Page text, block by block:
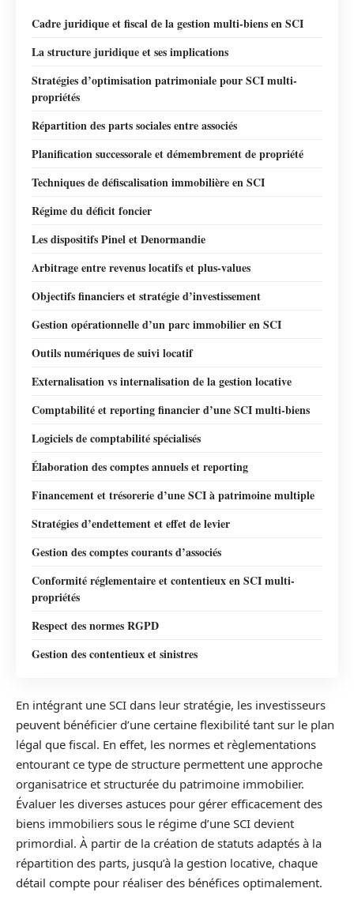
Cadre juridique et fiscal de la gestion multi-biens en SCI
La structure juridique et ses implications
Stratégies d’optimisation patrimoniale pour SCI multi-
propriétés
Répartition des parts sociales entre associés
Planification successorale et démembrement de propriété
Techniques de défiscalisation immobilière en SCI
Régime du déficit foncier
Les dispositifs Pinel et Denormandie
Arbitrage entre revenus locatifs et plus-values
Objectifs financiers et stratégie d’investissement
Gestion opérationnelle d’un parc immobilier en SCI
Outils numériques de suivi locatif
Externalisation vs internalisation de la gestion locative
Comptabilité et reporting financier d’une SCI multi-biens
Logiciels de comptabilité spécialisés
Élaboration des comptes annuels et reporting
Financement et trésorerie d’une SCI à patrimoine multiple
Stratégies d’endettement et effet de levier
Gestion des comptes courants d’associés
Conformité réglementaire et contentieux en SCI multi-
propriétés
Respect des normes RGPD
Gestion des contentieux et sinistres
En intégrant une SCI dans leur stratégie, les investisseurs
peuvent bénéficier d’une certaine flexibilité tant sur le plan
légal que fiscal. En effet, les normes et règlementations
entourant ce type de structure permettent une approche
organisatrice et structurée du patrimoine immobilier.
Évaluer les diverses astuces pour gérer efficacement des
biens immobiliers sous le régime d’une SCI devient
primordial. À partir de la création de statuts adaptés à la
répartition des parts, jusqu’à la gestion locative, chaque
détail compte pour réaliser des bénéfices optimalement.